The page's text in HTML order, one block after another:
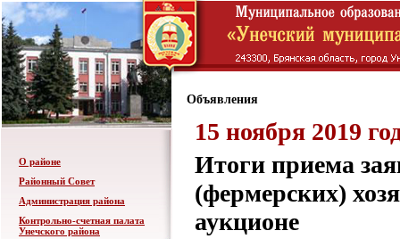
О районе
Районный Совет
Администрация района
Контрольно-счетная палата
Унечского района
Объявления
15 ноября 2019
Итоги приема
(фермерских)
аукционе